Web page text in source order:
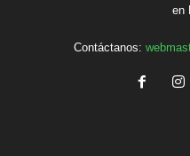
en
Contáctanos: